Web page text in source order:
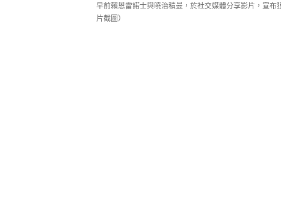
早前賴恩雷諾士與曉治積曼，於社交媒體分享影片，宣
片截圖）